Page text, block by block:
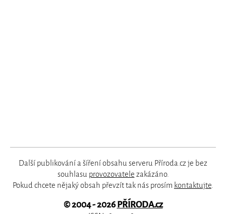
Další publikování a šíření obsahu serveru Příroda.cz je bez
souhlasu provozovatele zakázáno.
Pokud chcete nějaký obsah převzít tak nás prosím kontaktujte.
© 2004 - 2026PŘÍRODA.cz